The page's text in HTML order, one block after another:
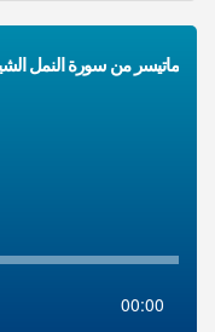
00:00